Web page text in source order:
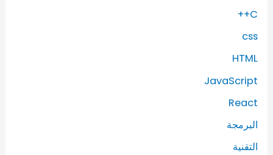
C++
css
HTML
JavaScript
React
البرمجة
التقنية